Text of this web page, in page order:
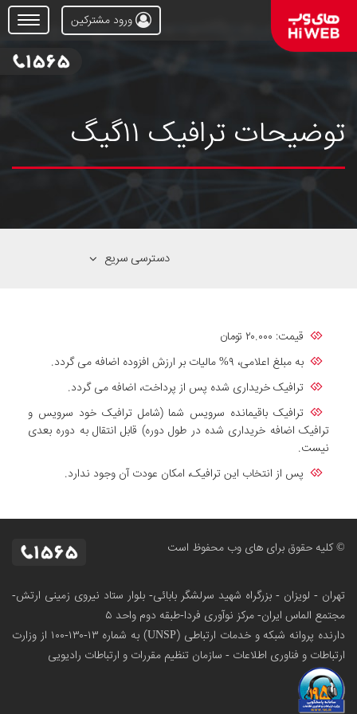
Open
Menu
ورود مشترکین
توضیحات ترافیک ۱۱گیگ
دسترسی سریع
قیمت: ۲۰.۰۰۰ تومان
به مبلغ اعلامی، ۹% مالیات بر ارزش افزوده اضافه می گردد.
ترافیک خریداری شده پس از پرداخت، اضافه می گردد.
ترافیک باقیمانده سرویس شما (شامل ترافیک خود سرویس و
ترافیک اضافه خریداری شده در طول دوره) قابل انتقال به دوره بعدی
نیست.
پس از انتخاب این ترافیک، امکان عودت آن وجود ندارد.
© کلیه حقوق برای های وب محفوظ است
تهران - لویزان - بزرگراه شهید سرلشگر بابائی- بلوار ستاد نیروی زمینی ارتش-
مجتمع الماس ایران- مرکز نوآوری فردا-طبقه دوم واحد ۵
دارنده پروانه شبکه و خدمات ارتباطی (UNSP) به شماره ۱۳-۱۳۰-۱۰۰
از وزارت
ارتباطات و فناوری اطلاعات - سازمان تنظیم مقررات و ارتباطات رادیویی